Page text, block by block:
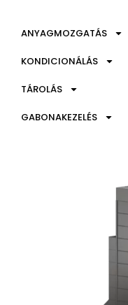
ANYAGMOZGATÁS
KONDICIONÁLÁS
TÁROLÁS
GABONAKEZELÉS